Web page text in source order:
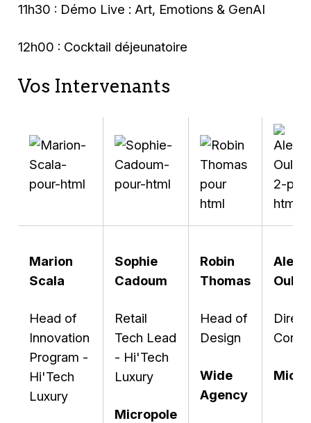
11h30 : Démo Live : Art, Emotions & GenAI
12h00 : Cocktail déjeunatoire
Vos Intervenants
Marion
Scala
Head of
Innovation
Program -
Hi'Tech
Luxury
Sophie
Cadoum
Retail
Tech Lead
- Hi'Tech
Luxury
Micropole
Robin
Thomas
Head of
Design
Wide
Agency